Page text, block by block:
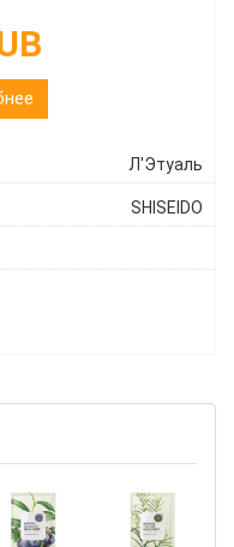
Л'Этуаль
SHISEIDO